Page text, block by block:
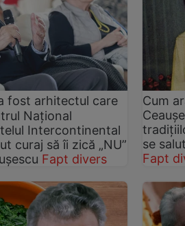
fost arhitectul care
Național
Intercontinental
curaj să îi zică „NU”
Fapt divers
Cum
se
Fapt